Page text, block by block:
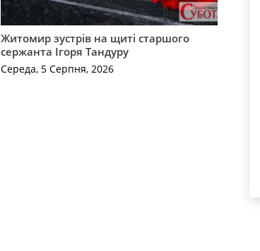
Житомир зустрів на щиті старшого
сержанта Ігоря Тандуру
Середа, 5 Серпня, 2026